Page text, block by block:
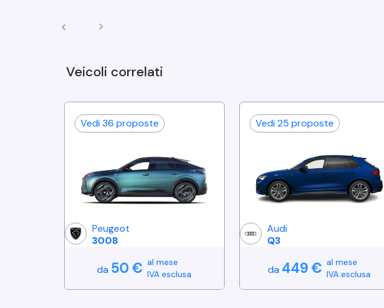
Veicoli correlati
Vedi 36 proposte
Peugeot
3008
da 50€ al mese
IVA esclusa
Vedi 25 proposte
Audi
Q3
da 449€ al mese
IVA esclusa